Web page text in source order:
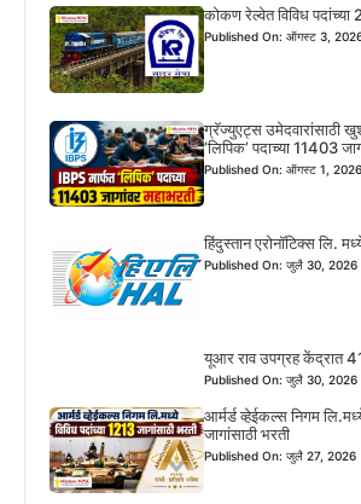
कोकण रेल्वेत विविध पदांच्या
Published On: ऑगस्ट 3,
ग्रॅज्युएट्स उमेदवारांसाठी
‘लिपिक’ पदाच्या 11403
Published On: ऑगस्ट 1, 2026
हिंदुस्तान एरोनॉटिक्स लि.
Published On: जुलै 30, 2026
यूआर राव उपग्रह केंद्रात
Published On: जुलै 30, 2026
आर्मर्ड व्हेईकल्स निगम
जागांसाठी भरती
Published On: जुलै 27, 2026